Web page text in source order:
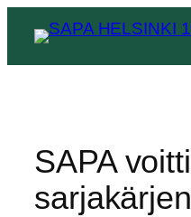
sisältöön
SAPA
sarjakärjen